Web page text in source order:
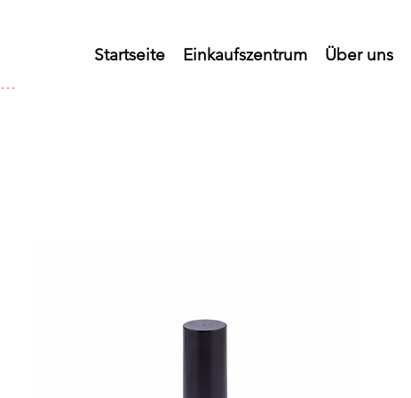
Startseite Einkaufszentrum Über uns